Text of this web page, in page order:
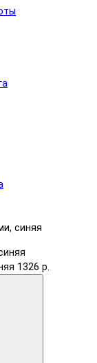
синяя
1326 р.